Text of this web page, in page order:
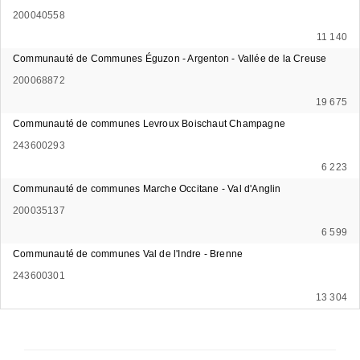
200040558
11 140
Communauté de Communes Éguzon - Argenton - Vallée de la Creuse
200068872
19 675
Communauté de communes Levroux Boischaut Champagne
243600293
6 223
Communauté de communes Marche Occitane - Val d'Anglin
200035137
6 599
Communauté de communes Val de l'Indre - Brenne
243600301
13 304